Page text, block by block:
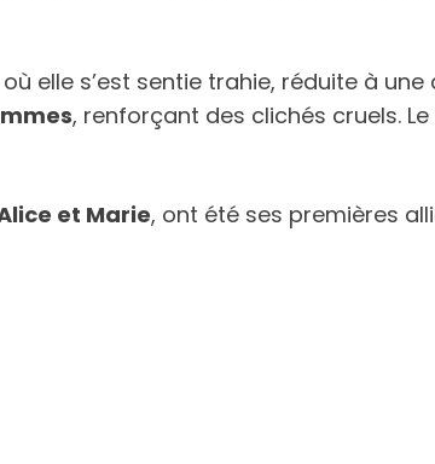
elle s’est sentie trahie, réduite à
, renforçant des clichés cruels.
et Marie, ont été ses premières